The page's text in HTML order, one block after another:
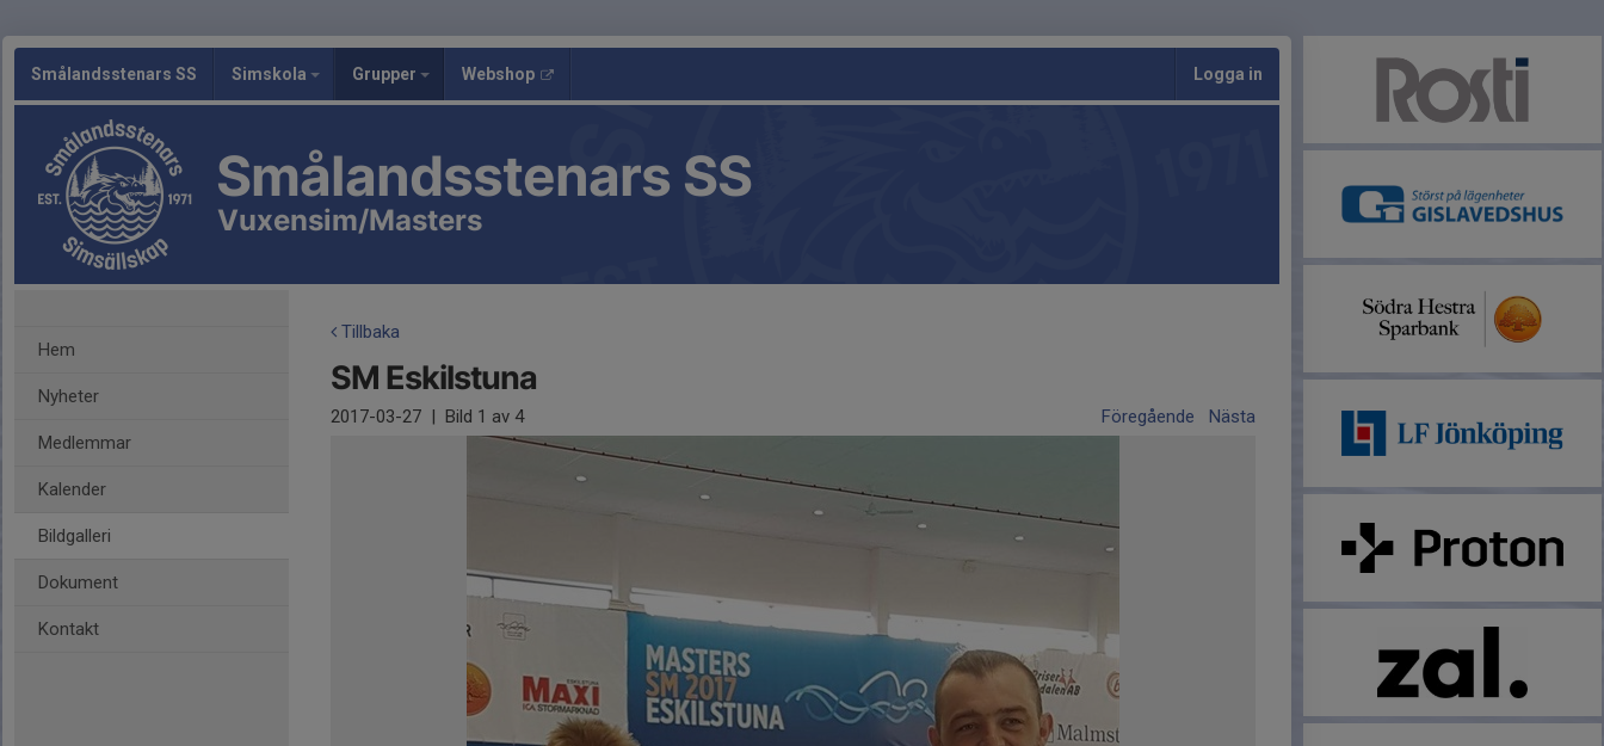
Smålandsstenars SS Simskola Grupper Webshop Logga in
Smålandsstenars SS
Vuxensim/Masters
Hem
Nyheter
Medlemmar
Kalender
Bildgalleri
Dokument
Kontakt
Tillbaka
SM Eskilstuna
2017-03-27 | Bild 1 av 4 Föregående Nästa